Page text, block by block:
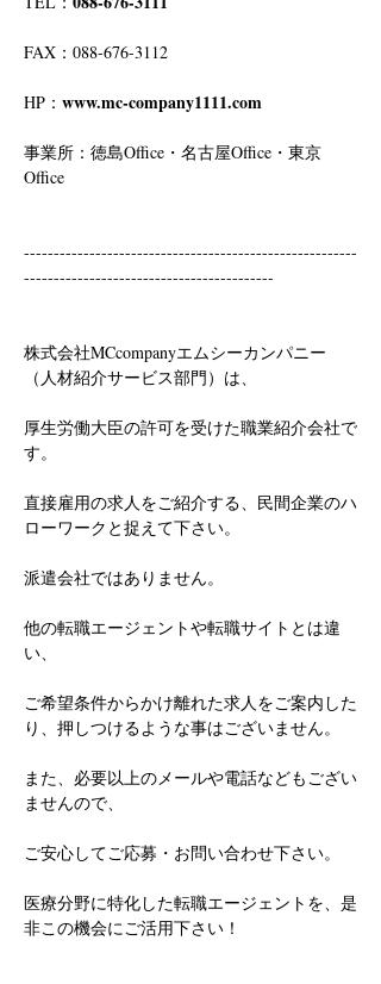
FAX：088-676-3112
HP： www.mc-company1111.com
事業所：徳島Office・名古屋Office・東京
Office
--------------------------------------------------------
------------------------------------------
株式会社MCcompanyエムシーカンパニー
（人材紹介サービス部門）は、
厚生労働大臣の許可を受けた職業紹介会社で
す。
直接雇用の求人をご紹介する、民間企業のハ
ローワークと捉えて下さい。
派遣会社ではありません。
他の転職エージェントや転職サイトとは違
い、
ご希望条件からかけ離れた求人をご案内した
り、押しつけるような事はございません。
また、必要以上のメールや電話などもござい
ませんので、
ご安心してご応募・お問い合わせ下さい。
医療分野に特化した転職エージェントを、是
非この機会にご活用下さい！